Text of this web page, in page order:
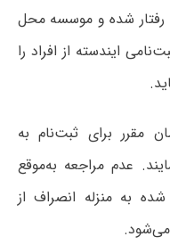
رفتار شده و موسسه محل
ایندسته از افراد را
مقرر برای ثبت‌نام به
عدم مراجعه به‌موقع
به منزله انصراف از